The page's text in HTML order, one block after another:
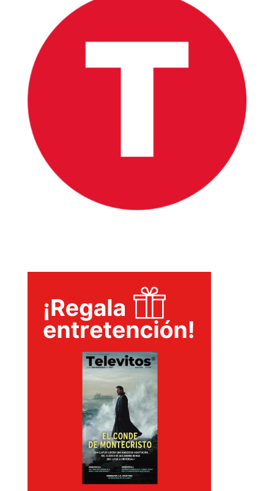
PELICULAS
T-
PLUS
EVENTOS